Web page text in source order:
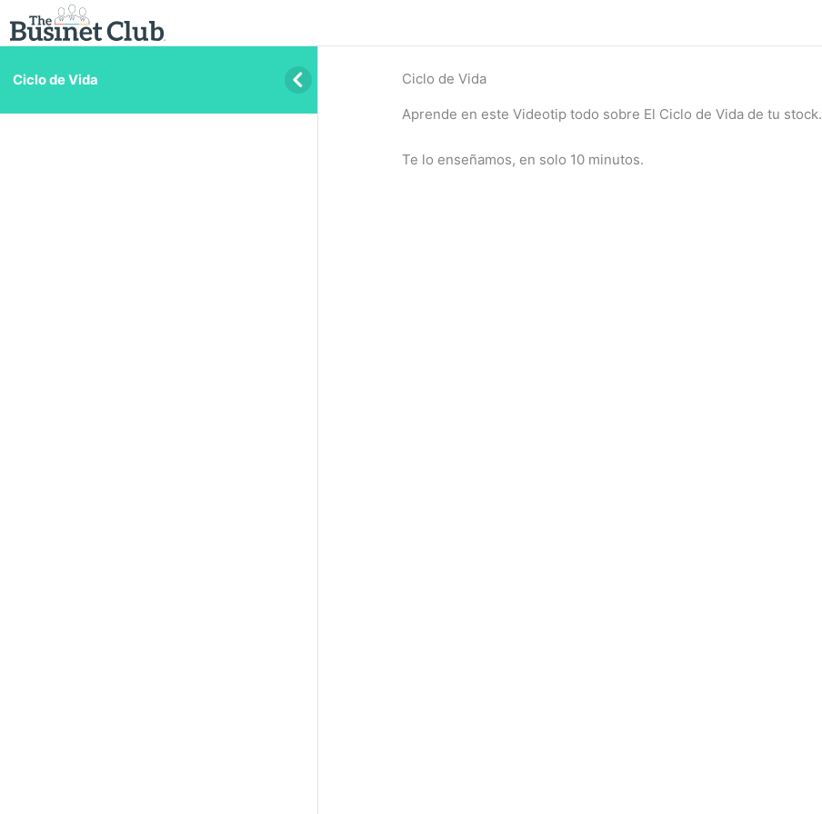
Ciclo de Vida Ciclo de Vida
Aprende en este Videotip todo sobre El Ciclo de Vida de tu stock.
Te lo enseñamos, en solo 10 minutos.